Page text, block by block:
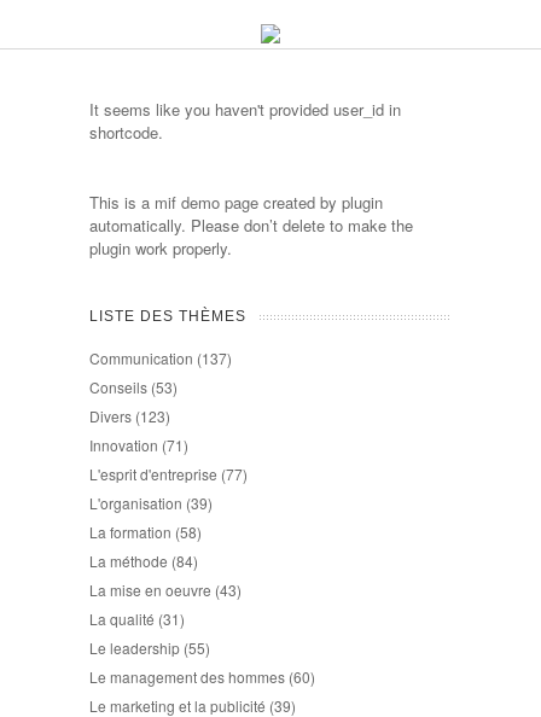
It seems like you haven't provided user_id in
shortcode.
This is a mif demo page created by plugin
automatically. Please don’t delete to make the
plugin work properly.
LISTE DES THÈMES
Communication (137)
Conseils (53)
Divers (123)
Innovation (71)
L'esprit d'entreprise (77)
L'organisation (39)
La formation (58)
La méthode (84)
La mise en oeuvre (43)
La qualité (31)
Le leadership (55)
Le management des hommes (60)
Le marketing et la publicité (39)